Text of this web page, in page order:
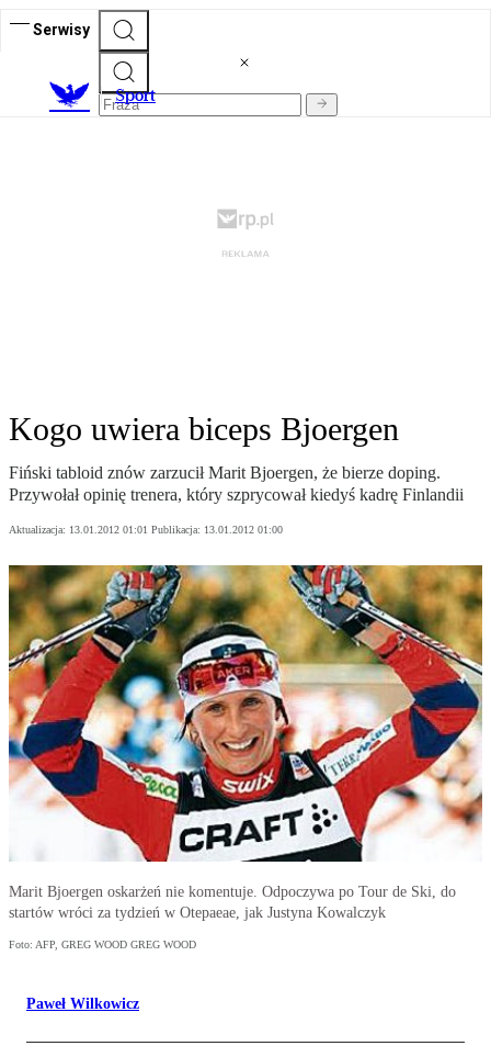
Serwisy
Sport
Kogo uwiera biceps Bjoergen
Fiński tabloid znów zarzucił Marit Bjoergen, że bierze doping.
Przywołał opinię trenera, który szprycował kiedyś kadrę Finlandii
Aktualizacja: 13.01.2012 01:01 Publikacja: 13.01.2012 01:00
Marit Bjoergen oskarżeń nie komentuje. Odpoczywa po Tour de Ski, do
startów wróci za tydzień w Otepaeae, jak Justyna Kowalczyk
Foto: AFP, GREG WOOD GREG WOOD
Paweł Wilkowicz